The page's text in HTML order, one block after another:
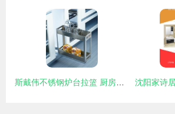
斯戴伟不锈钢炉台拉篮 厨房收纳的艺术与科技的完美融合